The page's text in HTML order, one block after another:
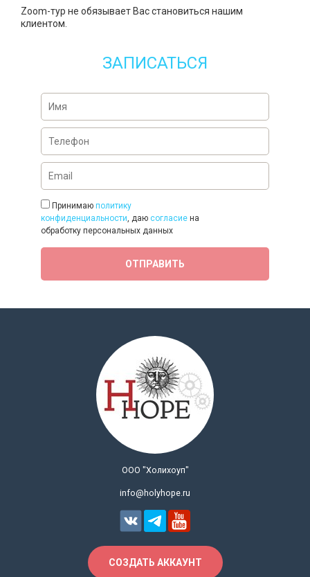
Zoom-тур не обязывает Вас становиться нашим
клиентом.
ЗАПИСАТЬСЯ
Принимаюполитику
конфиденциальности , даю согласие на
обработку персональных данных
ООО "Холихоуп"
info@holyhope.ru
СОЗДАТЬ АККАУНТ